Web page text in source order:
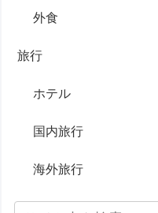
外食
旅行
ホテル
国内旅行
海外旅行